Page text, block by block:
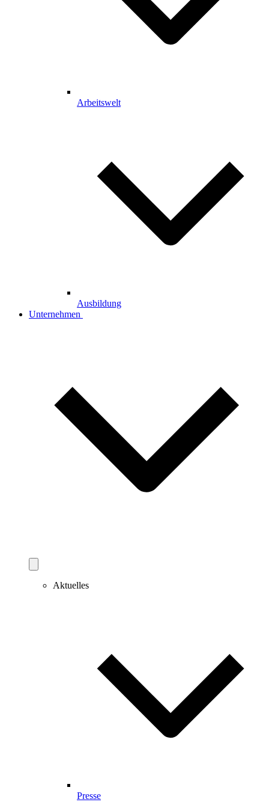
Arbeitswelt
Ausbildung
Unternehmen
Aktuelles
Presse